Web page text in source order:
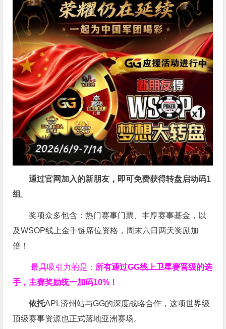
通过官网加入的新朋友，即可免费获得转盘启动码1
组 。
奖项众多包含：热门赛事门票、丰厚赛事基金，以
及WSOP线上金手链席位资格， 周末六日两天奖励加
倍！
最具吸引力的是： 所有通过GG线上卫星赛晋级的选
手，主赛奖励统一加码10% ！
依托APL济州站与GG的深度战略合作，这项世界级
顶级赛事资源也正式落地亚洲赛场。